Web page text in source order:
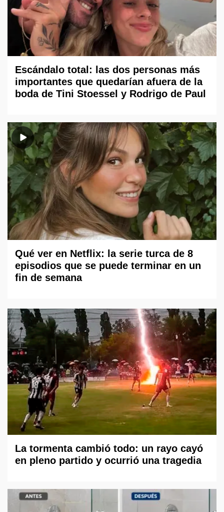
Escándalo total: las dos personas más
importantes que quedarían afuera de la
boda de Tini Stoessel y Rodrigo de Paul
Qué ver en Netflix: la serie turca de 8
episodios que se puede terminar en un
fin de semana
La tormenta cambió todo: un rayo cayó
en pleno partido y ocurrió una tragedia